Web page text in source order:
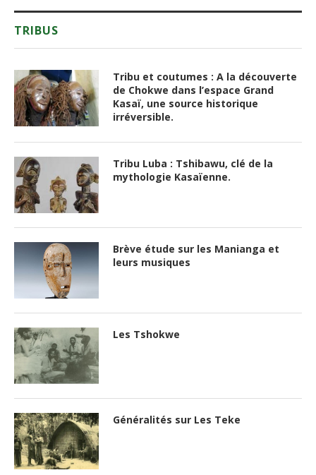
TRIBUS
Tribu et coutumes : A la découverte
de Chokwe dans l’espace Grand
Kasaï, une source historique
irréversible.
Tribu Luba : Tshibawu, clé de la
mythologie Kasaïenne.
Brève étude sur les Manianga et
leurs musiques
Les Tshokwe
Généralités sur Les Teke